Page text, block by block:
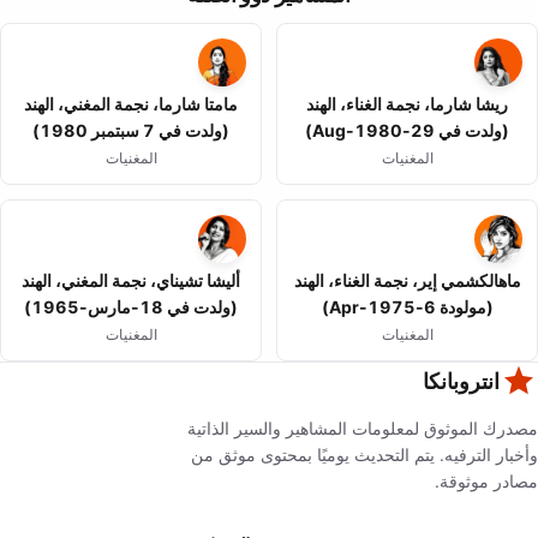
ريشا شارما، نجمة الغناء، الهند
(ولدت في 29-Aug-1980)
المغنيات
مامتا شارما، نجمة المغني، الهند
(ولدت في 7 سبتمبر 1980)
المغنيات
ماهالكشمي إير، نجمة الغناء، الهند
(مولودة 6-Apr-1975)
المغنيات
أليشا تشيناي، نجمة المغني، الهند
(ولدت في 18-مارس-1965)
المغنيات
انتروبانكا
مصدرك الموثوق لمعلومات المشاهير والسير الذاتية
وأخبار الترفيه. يتم التحديث يوميًا بمحتوى موثق من
مصادر موثوقة.